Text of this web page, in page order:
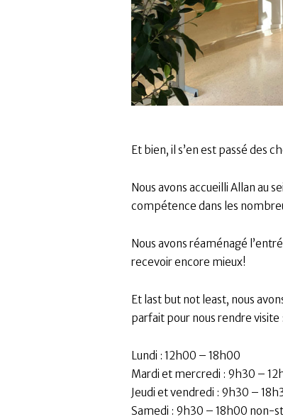
Et bien, il s’en est passé des
Nous avons accueilli Allan au
compétence dans les
Nous avons réaménagé
recevoir encore mieux!
Et last but not least, nous
parfait pour nous rendre
Lundi : 12h00 – 18h00
Mardi et mercredi : 9h30 –
Jeudi et vendredi : 9h30 –
Samedi : 9h30 – 18h00 non-